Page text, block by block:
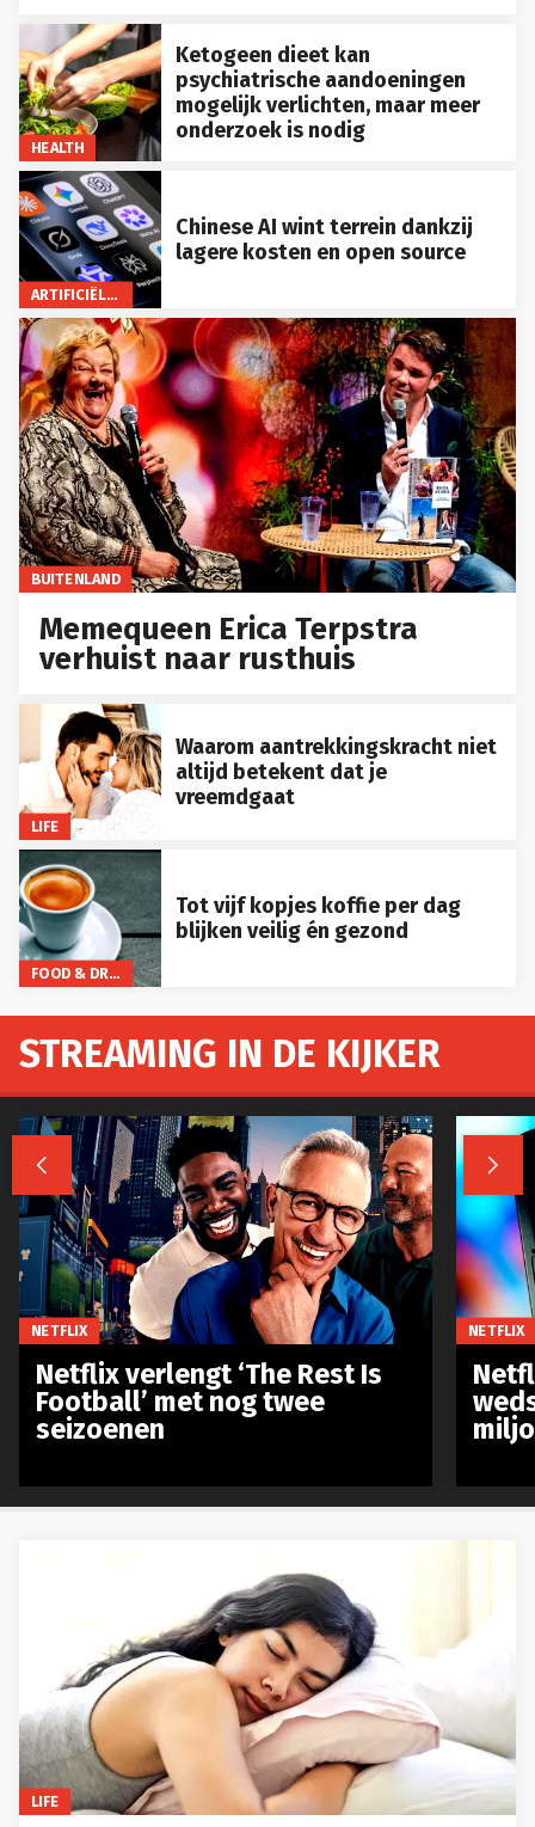
HEALTH
Ketogeen dieet kan
psychiatrische aandoeningen
mogelijk verlichten, maar meer
onderzoek is nodig
ARTIFICIËLE INTELLIGENTIE
Chinese AI wint terrein dankzij
lagere kosten en open source
BUITENLAND
Memequeen Erica Terpstra
verhuist naar rusthuis
LIFE
Waarom aantrekkingskracht niet
altijd betekent dat je
vreemdgaat
FOOD & DRINKS
Tot vijf kopjes koffie per dag
blijken veilig én gezond
LIFE
STREAMING IN DE KIJKER
 
NETFLIX
Netflix verlengt ‘The Rest Is
Football’ met nog twee
seizoenen
NETFLIX